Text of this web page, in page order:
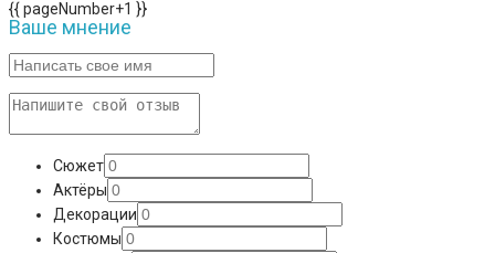
{{ pageNumber+1 }}
Ваше мнение
Сюжет
Актёры
Декорации
Костюмы